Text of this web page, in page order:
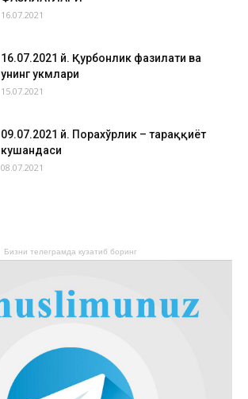
16.07.2021
16.07.2021 й. Қурбонлик фазилати ва
унинг ҳукмлари
15.07.2021
09.07.2021 й. Порахўрлик – тараққиёт
кушандаси
08.07.2021
Бизни телеграмда кузатиб боринг